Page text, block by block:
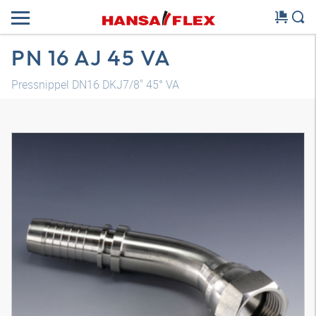
PN 16 AJ 45 VA
Pressnippel DN16 DKJ7/8" 45° VA